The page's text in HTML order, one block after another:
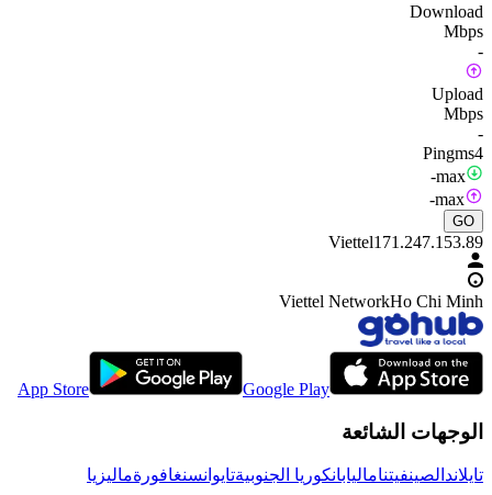
Download
Mbps
-
Upload
Mbps
-
Pingms4
max
-
max
-
GO
Viettel171.247.153.89
Viettel NetworkHo Chi Minh
App Store Google Play
الوجهات الشائعة
تايلاند الصينفيتناماليابانكوريا الجنوبيةتايوانسنغافورةماليزيا